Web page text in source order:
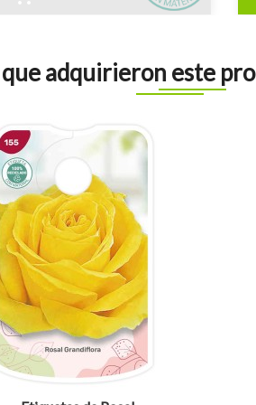
adquirieron este